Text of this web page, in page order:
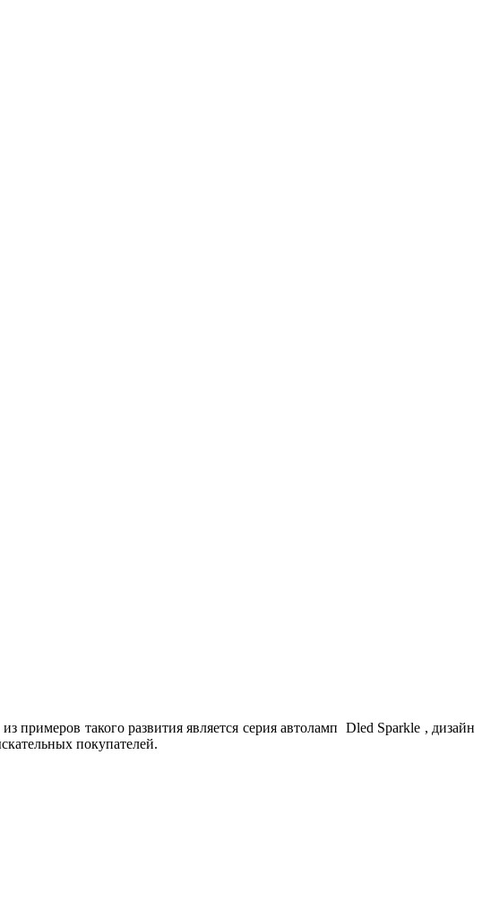
такого развития является серия автоламп Dled Sparkle , дизайн
покупателей.